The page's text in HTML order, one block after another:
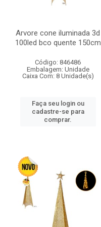
Arvore cone iluminada 3d
100led bco quente 150cm
Código: 846486
Embalagem: Unidade
Caixa Com: 8 Unidade(s)
Faça seu login ou
cadastre-se para
comprar.